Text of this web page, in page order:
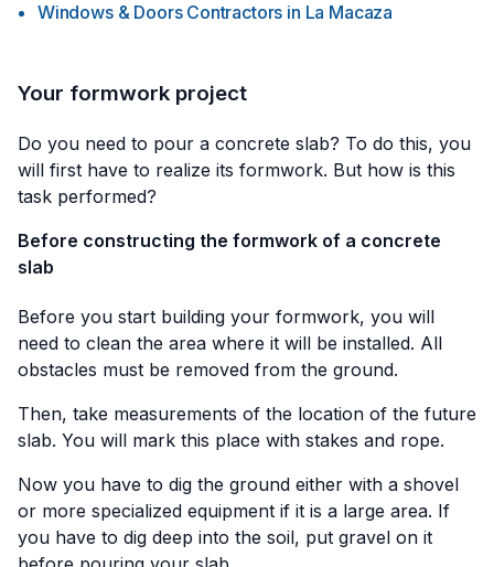
Windows & Doors Contractors in La Macaza
Your formwork project
Do you need to pour a concrete slab? To do this, you
will first have to realize its formwork. But how is this
task performed?
Before constructing the formwork of a concrete
slab
Before you start building your formwork, you will
need to clean the area where it will be installed. All
obstacles must be removed from the ground.
Then, take measurements of the location of the future
slab. You will mark this place with stakes and rope.
Now you have to dig the ground either with a shovel
or more specialized equipment if it is a large area. If
you have to dig deep into the soil, put gravel on it